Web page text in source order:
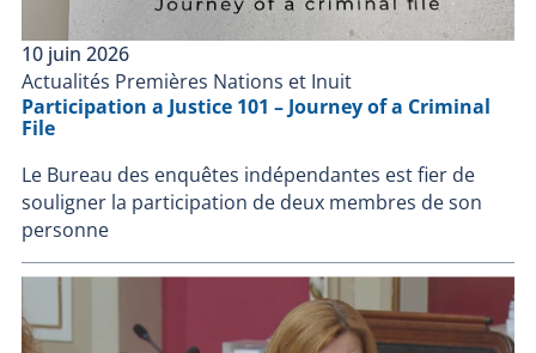
10 juin 2026
Actualités Premières Nations et Inuit
Participation a Justice 101 – Journey of a Criminal
File
Le Bureau des enquêtes indépendantes est fier de
souligner la participation de deux membres de son
personne